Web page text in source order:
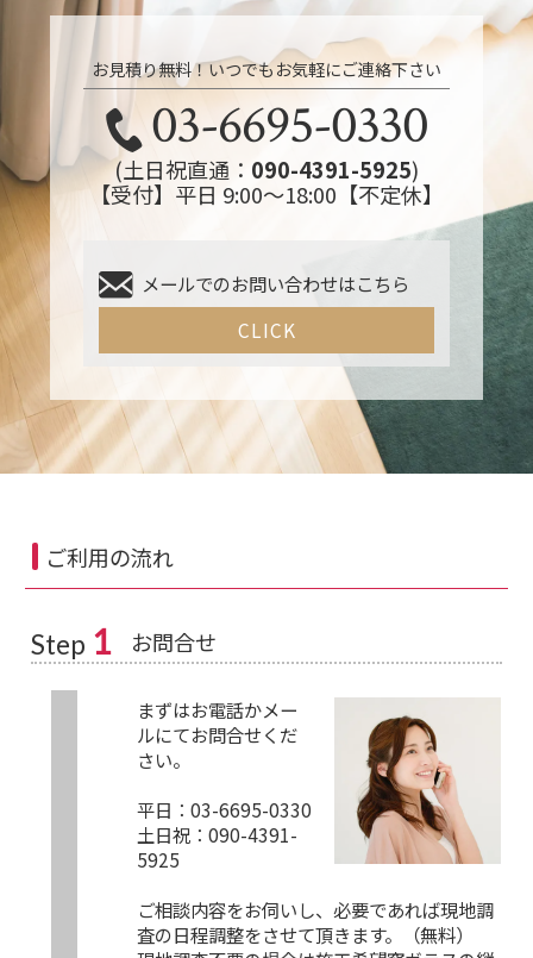
お見積り無料！いつでもお気軽にご連絡下さい
03-6695-0330
(土日祝直通： 090-4391-5925)
【受付】平日 9:00～18:00【不定休】
メールでのお問い合わせはこちら
CLICK
ご利用の流れ
Step 1 お問合せ
まずはお電話かメー
ルにてお問合せくだ
さい。
平日：03-6695-0330
土日祝：090-4391-
5925
ご相談内容をお伺いし、必要であれば現地調
査の日程調整をさせて頂きます。（無料）